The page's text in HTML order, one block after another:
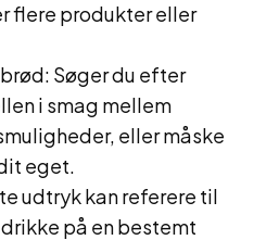
flere produkter eller
Søger du efter
i smag mellem
eller måske
eget.
udtryk kan referere til
på en bestemt